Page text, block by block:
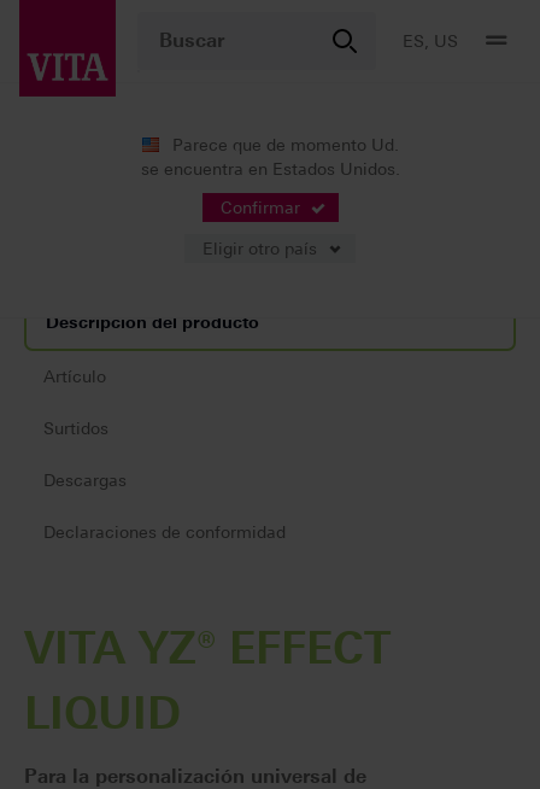
ES, US
Parece que de momento Ud.
se encuentra en Estados Unidos.
Confirmar
Eligir otro país
Confección CAD/CAM
Líquidos de coloración
VITA YZ® EFFECT LIQUID
Descripción del producto
Artículo
Surtidos
Descargas
Declaraciones de conformidad
VITA YZ® EFFECT
LIQUID
Para la personalización universal de